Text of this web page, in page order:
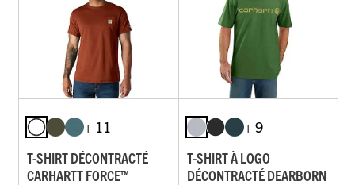
+ 11
T-SHIRT DÉCONTRACTÉ
CARHARTT FORCE™
+ 9
T-SHIRT À LOGO
DÉCONTRACTÉ DEARBORN